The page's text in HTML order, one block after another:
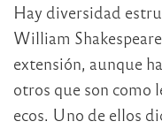
Hay diversidad
William
extensión, aunque
otros que son como
ecos. Uno de ellos